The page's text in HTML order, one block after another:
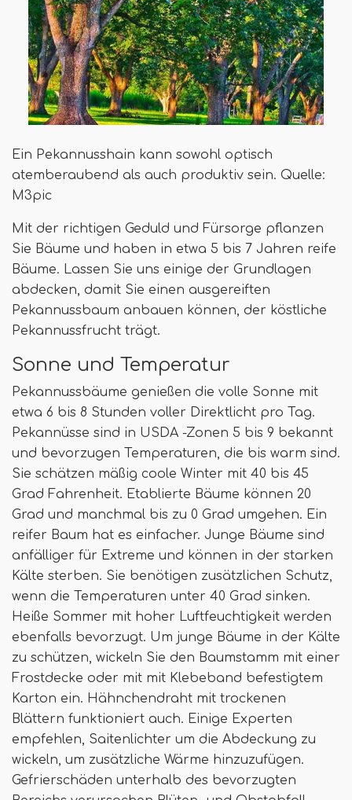
Ein Pekannusshain kann sowohl optisch
atemberaubend als auch produktiv sein. Quelle:
M3pic
Mit der richtigen Geduld und Fürsorge pflanzen
Sie Bäume und haben in etwa 5 bis 7 Jahren reife
Bäume. Lassen Sie uns einige der Grundlagen
abdecken, damit Sie einen ausgereiften
Pekannussbaum anbauen können, der köstliche
Pekannussfrucht trägt.
Sonne und Temperatur
Pekannussbäume genießen die volle Sonne mit
etwa 6 bis 8 Stunden voller Direktlicht pro Tag.
Pekannüsse sind in USDA -Zonen 5 bis 9 bekannt
und bevorzugen Temperaturen, die bis warm sind.
Sie schätzen mäßig coole Winter mit 40 bis 45
Grad Fahrenheit. Etablierte Bäume können 20
Grad und manchmal bis zu 0 Grad umgehen. Ein
reifer Baum hat es einfacher. Junge Bäume sind
anfälliger für Extreme und können in der starken
Kälte sterben. Sie benötigen zusätzlichen Schutz,
wenn die Temperaturen unter 40 Grad sinken.
Heiße Sommer mit hoher Luftfeuchtigkeit werden
ebenfalls bevorzugt. Um junge Bäume in der Kälte
zu schützen, wickeln Sie den Baumstamm mit einer
Frostdecke oder mit mit Klebeband befestigtem
Karton ein. Hähnchendraht mit trockenen
Blättern funktioniert auch. Einige Experten
empfehlen, Saitenlichter um die Abdeckung zu
wickeln, um zusätzliche Wärme hinzuzufügen.
Gefrierschäden unterhalb des bevorzugten